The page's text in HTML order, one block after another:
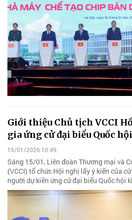
Giới thiệu Chủ tịch VCCI
gia ứng cử đại biểu Quốc hội
15/01/2026 10:49
Sáng 15/01, Liên đoàn Thương mại và
(VCCI) tổ chức Hội nghị lấy ý kiến của
người dự kiến ứng cử đại biểu Quốc hội